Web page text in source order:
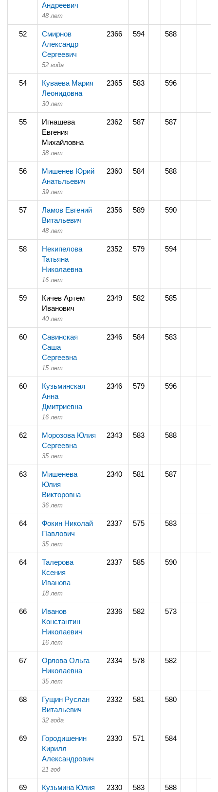
Андреевич
48 лет
52
Смирнов
Александр
Сергеевич
52 года
2366 594 588
54
Куваева Мария
Леонидовна
30 лет
2365 583 596
55
Игнашева
Евгения
Михайловна
38 лет
2362 587 587
56
Мишенев Юрий
Анатьльевич
39 лет
2360 584 588
57
Ламов Евгений
Витальевич
48 лет
2356 589 590
58
Некипелова
Татьяна
Николаевна
16 лет
2352 579 594
59
Кичев Артем
Иванович
40 лет
2349 582 585
60
Савинская
Саша
Сергеевна
15 лет
2346 584 583
60
Кузьминская
Анна
Дмитриевна
16 лет
2346 579 596
62
Морозова Юлия
Сергеевна
35 лет
2343 583 588
63
Мишенева
Юлия
Викторовна
36 лет
2340 581 587
64
Фокин Николай
Павлович
35 лет
2337 575 583
64
Талерова
Ксения
Иванова
18 лет
2337 585 590
66
Иванов
Константин
Николаевич
16 лет
2336 582 573
67
Орлова Ольга
Николаевна
35 лет
2334 578 582
68
Гущин Руслан
Витальевич
32 года
2332 581 580
69
Городишенин
Кирилл
Александрович
21 год
2330 571 584
69 Кузьмина Юлия 2330 583 588